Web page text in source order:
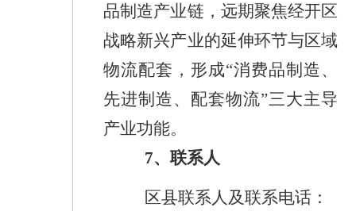
品制造产业链，远期聚焦经开区
战略新兴产业的延伸环节与区域
物流配套，形成“消费品制造、
先进制造、配套物流”三大主导
产业功能。
7、联系人
区县联系人及联系电话：